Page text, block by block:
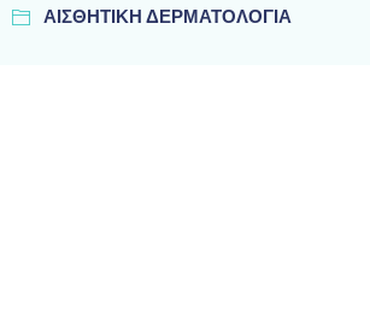
ΑΙΣΘΗΤΙΚΗ ΔΕΡΜΑΤΟΛΟΓΙΑ